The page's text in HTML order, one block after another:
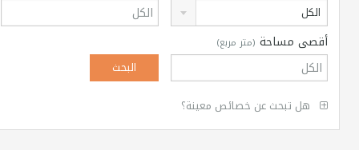
الكل
أقصى مساحة(متر مربع)
هل تبحث عن خصائص معينة؟